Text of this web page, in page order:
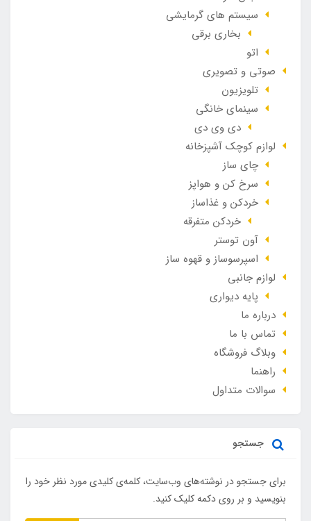
سیستم های گرمایشی
بخاری برقی
اتو
صوتی و تصویری
تلویزیون
سینمای خانگی
دی وی دی
لوازم کوچک آشپزخانه
چای ساز
سرخ کن و هواپز
خردکن و غذاساز
خردکن متفرقه
آون توستر
اسپرسوساز و قهوه ساز
لوازم جانبی
پایه دیواری
درباره ما
تماس با ما
وبلاگ فروشگاه
راهنما
سوالات متداول
جستجو
برای جستجو در نوشته‌های وب‌سایت، کلمه‌ی کلیدی مورد نظر خود را
بنویسید و بر روی دکمه کلیک کنید.